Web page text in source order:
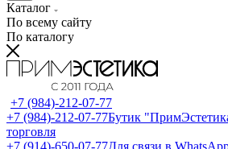
Каталог
По всему сайту
По каталогу
+7 (984)-212-07-77
+7 (984)-212-07-77Бутик
торговля
+7 (914)-650-07-77Для связи в